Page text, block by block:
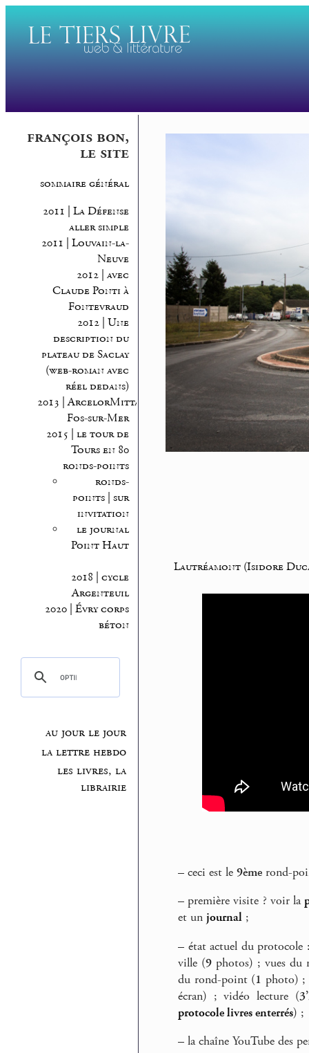
françois bon,
le site
sommaire général
2011 | La Défense
aller simple
2011 | Louvain-la-
Neuve
2012 | avec
Claude Ponti à
Fontevraud
2012 | Une
description du
plateau de Saclay
(web-roman avec
réel dedans)
2013 | ArcelorMittal
Fos-sur-Mer
2015 | le tour de
Tours en 80
ronds-points
ronds-
points | sur
invitation
le journal
Point Haut
2018 | cycle
Argenteuil
2020 | Évry corps
béton
au jour le jour
la lettre hebdo
les livres, la
librairie
Lautréamont (Isidore
– ceci est le 9ème rond-
– première visite ? voir la
et un journal ;
– état actuel du protocole
ville (9photos) ; vues du
du rond-point (1 photo) ;
écran) ; vidéo lecture (
protocole livres enterrés) ;
– la chaîne YouTube des